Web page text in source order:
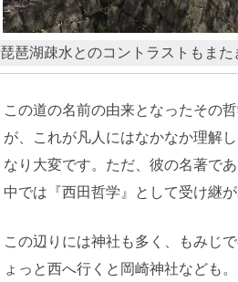
琵琶湖疎水とのコントラストもまた
この道の名前の由来となったその
が、これが凡人にはなかなか理解
なり大変です。ただ、彼の名著で
中では『西田哲学』として受け継が
この辺りには神社も多く、もみじ
ょっと西へ行くと岡崎神社なども